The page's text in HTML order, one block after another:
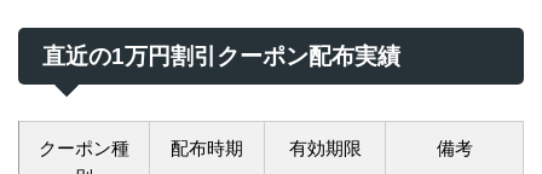
直近の1万円割引クーポン配布実績
クーポン種
配布時期 有効期限 備考